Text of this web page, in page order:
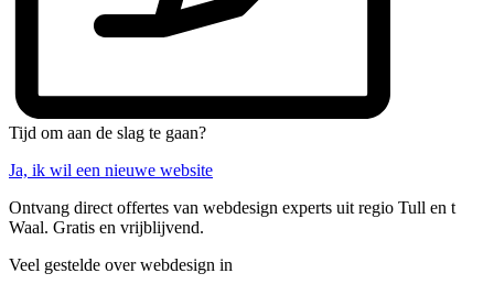
Tijd om aan de slag te gaan?
Ja, ik wil een nieuwe website
Ontvang direct offertes van webdesign experts uit regio Tull en t
Waal. Gratis en vrijblijvend.
Veel gestelde over webdesign in